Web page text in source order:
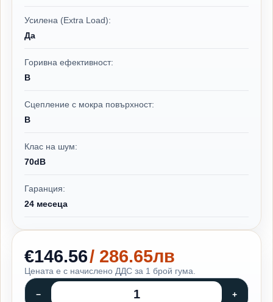
Усилена (Extra Load):
Да
Горивна ефективност:
B
Сцепление с мокра повърхност:
B
Клас на шум:
70dB
Гаранция:
24 месеца
€146.56/ 286.65лв
Цената е с начислено ДДС за 1 брой гума.